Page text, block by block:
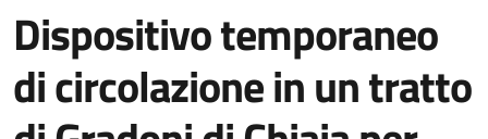
Dispositivo temporaneo
di circolazione in un tratto